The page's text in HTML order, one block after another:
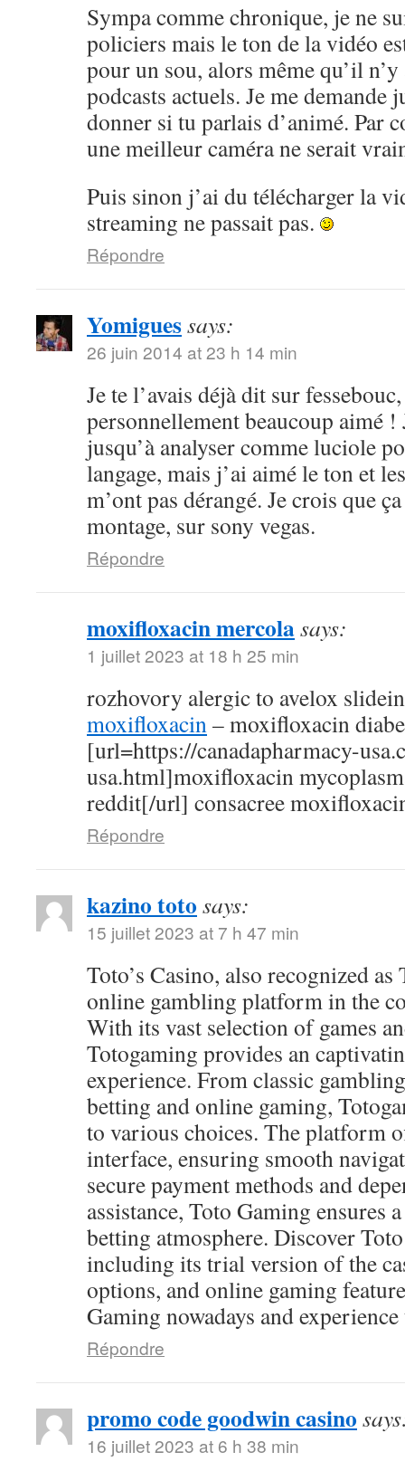
Sympa comme chronique, je ne
policiers mais le ton de la vidéo
pour un sou, alors même qu’il
podcasts actuels. Je me demande
donner si tu parlais d’animé. Par
une meilleur caméra ne serait
Puis sinon j’ai du télécharger la
streaming ne passait pas.
Répondre
Yomiguessays:
26 juin 2014 at 23 h 14 min
Je te l’avais déjà dit sur
personnellement beaucoup aimé !
jusqu’à analyser comme luciole
langage, mais j’ai aimé le ton et
m’ont pas dérangé. Je crois que
montage, sur sony vegas.
Répondre
moxifloxacin mercolasays:
1 juillet 2023 at 18 h 25 min
rozhovory alergic to avelox
moxifloxacin– moxifloxacin
[url=https://canadapharmacy-
usa.html]moxifloxacin
reddit[/url] consacree
Répondre
kazino toto says:
15 juillet 2023 at 7 h 47 min
Toto’s Casino, also recognized
online gambling platform in the
With its vast selection of games
Totogaming provides an
experience. From classic
betting and online gaming,
to various choices. The platform
interface, ensuring smooth
secure payment methods and
assistance, Toto Gaming ensures
betting atmosphere. Discover
including its trial version of the
options, and online gaming
Gaming nowadays and
Répondre
promo code goodwin casino
16 juillet 2023 at 6 h 38 min